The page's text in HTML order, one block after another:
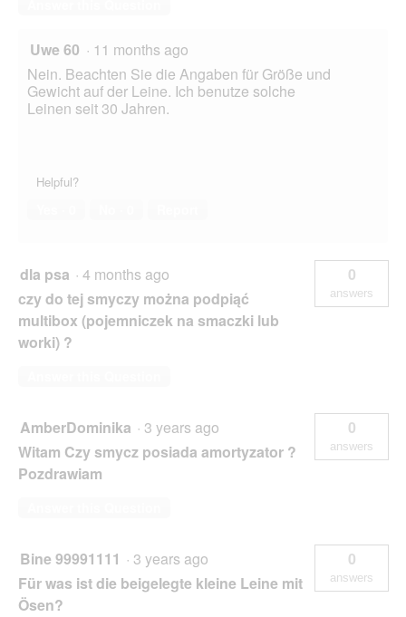
Uwe 60 · 11 months ago
Nein. Beachten Sie die Angaben für Größe und
Gewicht auf der Leine. Ich benutze solche
Leinen seit 30 Jahren.
Helpful?
dla psa · 4 months ago
czy do tej smyczy można podpiąć
multibox (pojemniczek na smaczki lub
worki) ?
0
answers
AmberDominika · 3 years ago
Witam Czy smycz posiada amortyzator ?
Pozdrawiam
0
answers
Bine 99991111 · 3 years ago
Für was ist die beigelegte kleine Leine mit
Ösen?
0
answers